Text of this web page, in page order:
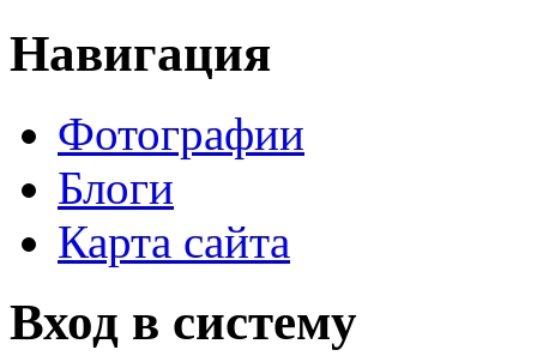
Навигация
Фотографии
Блоги
Карта сайта
Вход в систему